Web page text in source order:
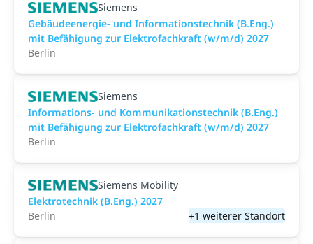
Siemens
Gebäudeenergie- und Informationstechnik (B.Eng.)
mit Befähigung zur Elektrofachkraft (w/m/d) 2027
Berlin
Siemens
Informations- und Kommunikationstechnik (B.Eng.)
mit Befähigung zur Elektrofachkraft (w/m/d) 2027
Berlin
Siemens Mobility
Elektrotechnik (B.Eng.) 2027
Berlin
+1 weiterer Standort